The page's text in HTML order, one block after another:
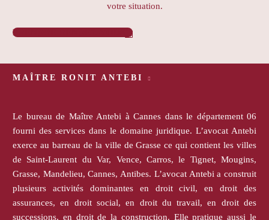
votre situation.
PRENDRE RENDEZ-VOUS 
MAÎTRE RONIT ANTEBI
Le bureau de Maître Antebi à Cannes dans le département 06
fourni des services dans le domaine juridique. L’avocat Antebi
exerce au barreau de la ville de Grasse ce qui contient les villes
de Saint-Laurent du Var, Vence, Carros, le Tignet, Mougins,
Grasse, Mandelieu, Cannes, Antibes. L’avocat Antebi a construit
plusieurs activités dominantes en droit civil, en droit des
assurances, en droit social, en droit du travail, en droit des
successions, en droit de la construction. Elle pratique aussi le